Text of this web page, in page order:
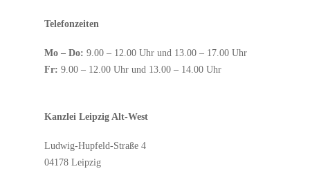
Telefonzeiten
Mo – Do: 9.00 – 12.00 Uhr und 13.00 – 17.00 Uhr
Fr: 9.00 – 12.00 Uhr und 13.00 – 14.00 Uhr
Kanzlei Leipzig Alt-West
Ludwig-Hupfeld-Straße 4
04178 Leipzig